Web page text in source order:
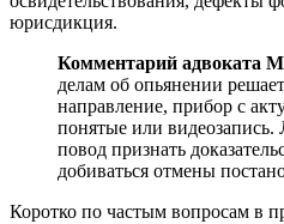
юрисдикция.
Комментарий адвоката
делам об опьянении
направление, прибор с
понятые или
повод признать
добиваться отмены
Коротко по частым вопросам в